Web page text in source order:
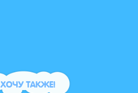
ХОЧУ ТАКЖЕ!